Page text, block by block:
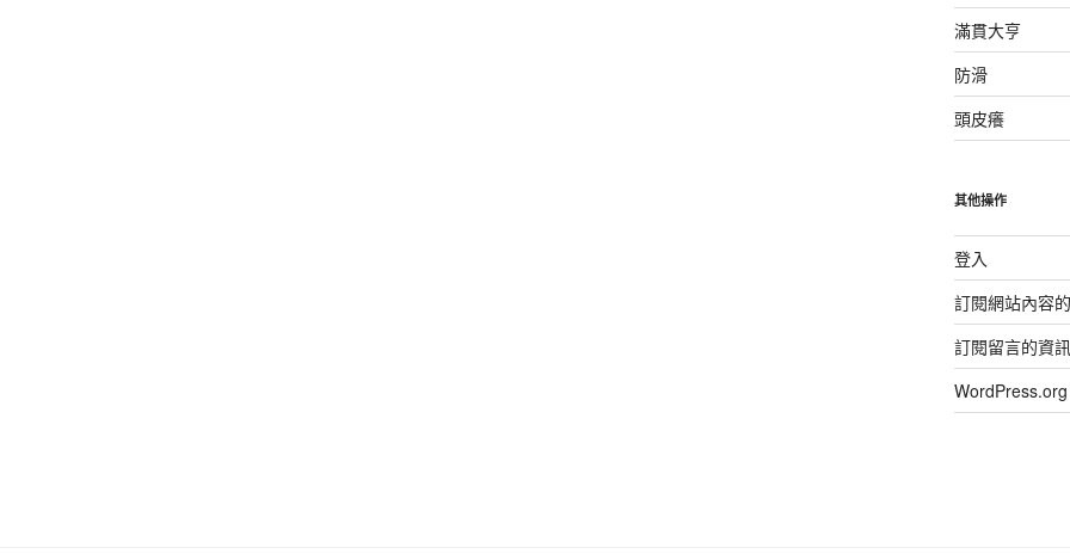
滿貫大亨
防滑
頭皮癢
其他操作
登入
訂閱網站內容
訂閱留言的資